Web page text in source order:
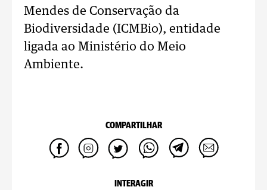
Mendes de Conservação da
Biodiversidade (ICMBio), entidade
ligada ao Ministério do Meio
Ambiente.
COMPARTILHAR
INTERAGIR